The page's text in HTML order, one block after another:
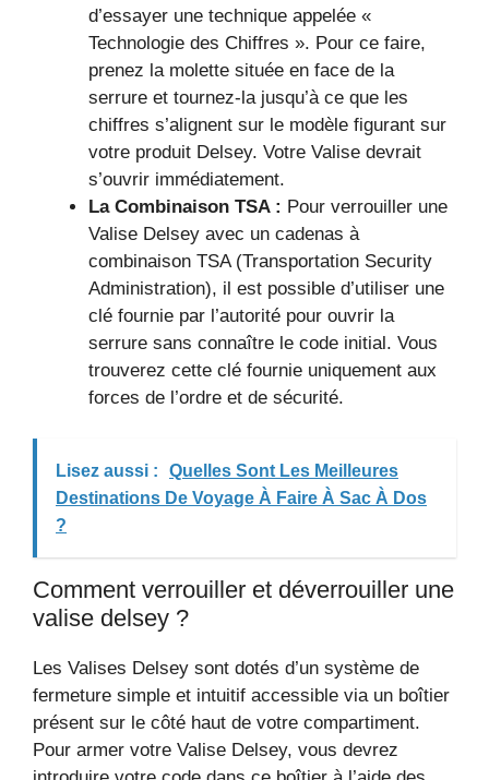
d’essayer une technique appelée «
Technologie des Chiffres ». Pour ce faire,
prenez la molette située en face de la
serrure et tournez-la jusqu’à ce que les
chiffres s’alignent sur le modèle figurant sur
votre produit Delsey. Votre Valise devrait
s’ouvrir immédiatement.
La Combinaison TSA : Pour verrouiller une
Valise Delsey avec un cadenas à
combinaison TSA (Transportation Security
Administration), il est possible d’utiliser une
clé fournie par l’autorité pour ouvrir la
serrure sans connaître le code initial. Vous
trouverez cette clé fournie uniquement aux
forces de l’ordre et de sécurité.
Lisez aussi :
Quelles Sont Les Meilleures
Destinations De Voyage À Faire À Sac À Dos
?
Comment verrouiller et déverrouiller une
valise delsey ?
Les Valises Delsey sont dotés d’un système de
fermeture simple et intuitif accessible via un boîtier
présent sur le côté haut de votre compartiment.
Pour armer votre Valise Delsey, vous devrez